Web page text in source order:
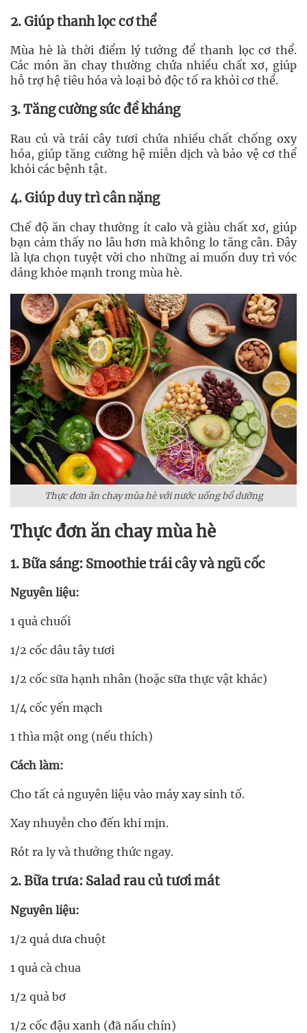
2. Giúp thanh lọc cơ thể
Mùa hè là thời điểm lý tưởng để thanh lọc cơ thể.
Các món ăn chay thường chứa nhiều chất xơ, giúp
hỗ trợ hệ tiêu hóa và loại bỏ độc tố ra khỏi cơ thể.
3. Tăng cường sức đề kháng
Rau củ và trái cây tươi chứa nhiều chất chống oxy
hóa, giúp tăng cường hệ miễn dịch và bảo vệ cơ thể
khỏi các bệnh tật.
4. Giúp duy trì cân nặng
Chế độ ăn chay thường ít calo và giàu chất xơ, giúp
bạn cảm thấy no lâu hơn mà không lo tăng cân. Đây
là lựa chọn tuyệt vời cho những ai muốn duy trì vóc
dáng khỏe mạnh trong mùa hè.
Thực đơn ăn chay mùa hè với nước uống bổ dưỡng
Thực đơn ăn chay mùa hè
1. Bữa sáng: Smoothie trái cây và ngũ cốc
Nguyên liệu:
1 quả chuối
1/2 cốc dâu tây tươi
1/2 cốc sữa hạnh nhân (hoặc sữa thực vật khác)
1/4 cốc yến mạch
1 thìa mật ong (nếu thích)
Cách làm:
Cho tất cả nguyên liệu vào máy xay sinh tố.
Xay nhuyễn cho đến khi mịn.
Rót ra ly và thưởng thức ngay.
2. Bữa trưa: Salad rau củ tươi mát
Nguyên liệu:
1/2 quả dưa chuột
1 quả cà chua
1/2 quả bơ
1/2 cốc đậu xanh (đã nấu chín)